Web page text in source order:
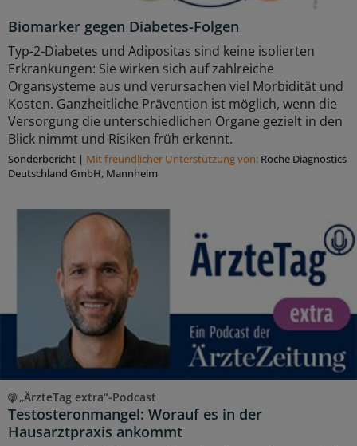
Biomarker gegen Diabetes-Folgen
Typ-2-Diabetes und Adipositas sind keine isolierten
Erkrankungen: Sie wirken sich auf zahlreiche
Organsysteme aus und verursachen viel Morbidität und
Kosten. Ganzheitliche Prävention ist möglich, wenn die
Versorgung die unterschiedlichen Organe gezielt in den
Blick nimmt und Risiken früh erkennt.
Sonderbericht | Mit freundlicher Unterstützung von: Roche Diagnostics
Deutschland GmbH, Mannheim
„ÄrzteTag extra“-Podcast
Testosteronmangel: Worauf es in der
Hausarztpraxis ankommt